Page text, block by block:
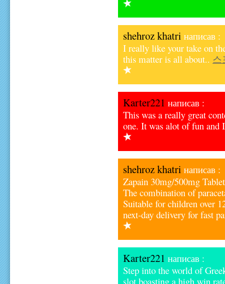
shehroz khatri написав :
I really like your take on
this matter is all about.. 스
Karter221 написав :
This was a really great
one. It was alot of fun
shehroz khatri написав :
Zapain 30mg/500mg
The combination of
Suitable for children over
next-day delivery for fast
Karter221 написав :
Step into the world of
slot boasting a high win